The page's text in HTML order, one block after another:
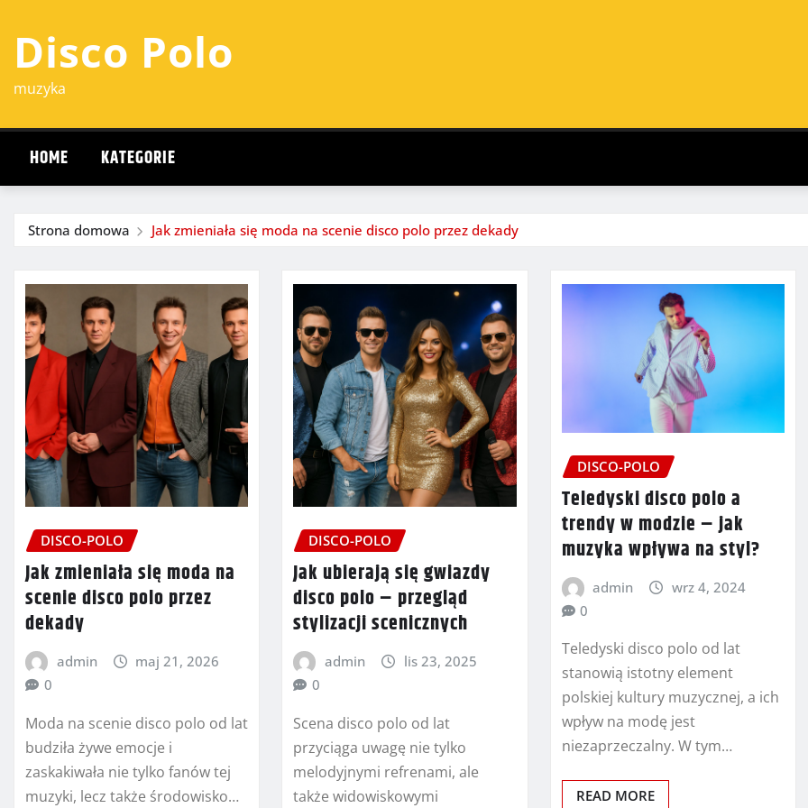
treściDisco Polo
muzyka
HOME KATEGORIE
Strona domowa Jak zmieniała się moda na scenie disco polo przez dekady
DISCO-POLO
Jak zmieniała się moda na
scenie disco polo przez
dekady
admin
maj 21, 2026
0
Moda na scenie disco polo od lat
budziła żywe emocje i
zaskakiwała nie tylko fanów tej
muzyki, lecz także środowisko…
DISCO-POLO
Jak ubierają się gwiazdy
disco polo – przegląd
stylizacji scenicznych
admin
lis 23, 2025
0
Scena disco polo od lat
przyciąga uwagę nie tylko
melodyjnymi refrenami, ale
także widowiskowymi
DISCO-POLO
Teledyski disco polo a
trendy w modzie – jak
muzyka wpływa na styl?
admin
wrz 4, 2024
0
Teledyski disco polo od lat
stanowią istotny element
polskiej kultury muzycznej, a ich
wpływ na modę jest
niezaprzeczalny. W tym…
READ MORE